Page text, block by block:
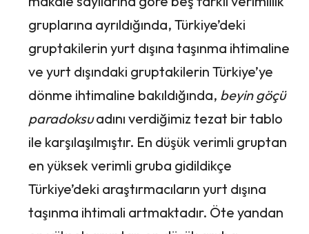
gruplarına ayrıldığında, Türkiye’deki
gruptakilerin yurt dışına taşınma ihtimaline
ve yurt dışındaki gruptakilerin Türkiye’ye
dönme ihtimaline bakıldığında, beyin göçü
paradoksuadını verdiğimiz tezat bir tablo
ile karşılaşılmıştır. En düşük verimli gruptan
en yüksek verimli gruba gidildikçe
Türkiye’deki araştırmacıların yurt dışına
taşınma ihtimali artmaktadır. Öte yandan